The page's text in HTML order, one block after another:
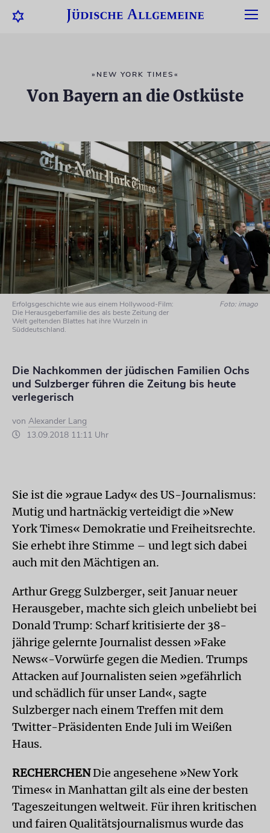
»NEW YORK TIMES«
Von Bayern an die Ostküste
Erfolgsgeschichte wie aus einem Hollywood-Film:
Die Herausgeberfamilie des als beste Zeitung der
Welt geltenden Blattes hat ihre Wurzeln in
Süddeutschland.
Foto: imago
Die Nachkommen der jüdischen Familien Ochs
und Sulzberger führen die Zeitung bis heute
verlegerisch
von Alexander Lang
13.09.2018 11:11 Uhr
Sie ist die »graue Lady« des US-Journalismus:
Mutig und hartnäckig verteidigt die »New
York Times« Demokratie und Freiheitsrechte.
Sie erhebt ihre Stimme – und legt sich dabei
auch mit den Mächtigen an.
Arthur Gregg Sulzberger, seit Januar neuer
Herausgeber, machte sich gleich unbeliebt bei
Donald Trump: Scharf kritisierte der 38-
jährige gelernte Journalist dessen »Fake
News«-Vorwürfe gegen die Medien. Trumps
Attacken auf Journalisten seien »gefährlich
und schädlich für unser Land«, sagte
Sulzberger nach einem Treffen mit dem
Twitter-Präsidenten Ende Juli im Weißen
Haus.
RECHERCHENDie angesehene »New York
Times« in Manhattan gilt als eine der besten
Tageszeitungen weltweit. Für ihren kritischen
und fairen Qualitätsjournalismus wurde das